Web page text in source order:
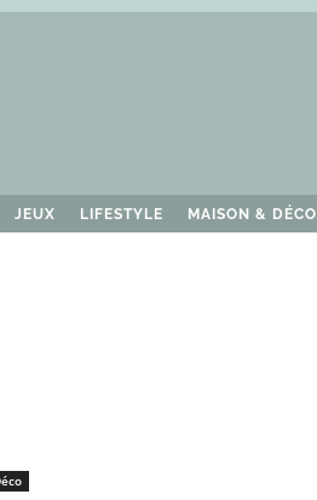
JEUX LIFESTYLE MAISON & DÉCO